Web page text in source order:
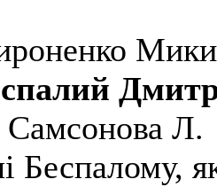
Л.
Беспалому,